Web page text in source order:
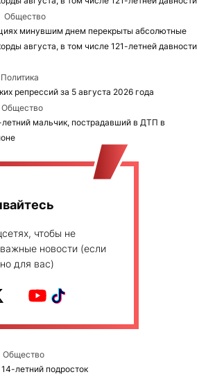
Общество
минувшим днем перекрыты абсолютные
августа, в том числе 121-летней давности
Политика
репрессий за 5 августа 2026 года
Общество
мальчик, пострадавший в ДТП в
чтобы не
новости (если
для вас)
Общество
летний подросток